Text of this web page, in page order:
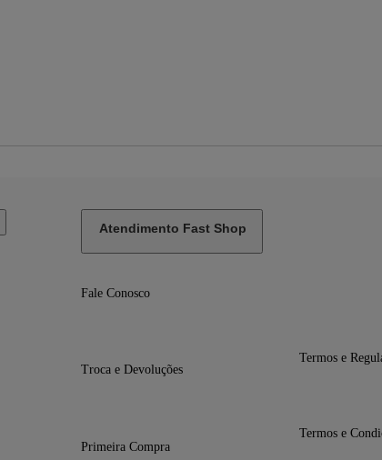
Atendimento Fast Shop
Fale Conosco
Troca e Devoluções
Primeira Compra
Termos e
Termos e